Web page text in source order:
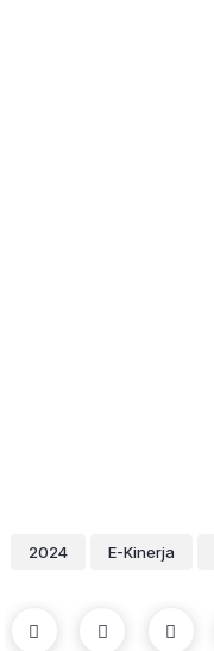
2024 E-Kinerja